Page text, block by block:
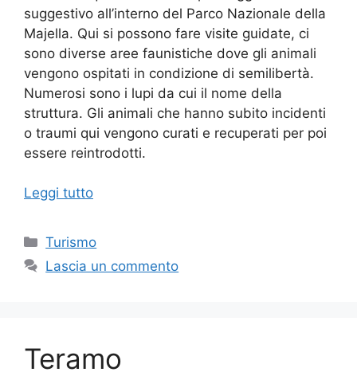
suggestivo all’interno del Parco Nazionale della
Majella. Qui si possono fare visite guidate, ci
sono diverse aree faunistiche dove gli animali
vengono ospitati in condizione di semilibertà.
Numerosi sono i lupi da cui il nome della
struttura. Gli animali che hanno subito incidenti
o traumi qui vengono curati e recuperati per poi
essere reintrodotti.
Leggi tutto
Categorie
Turismo
Lascia un commento
Teramo